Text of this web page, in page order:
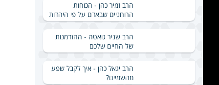
הרב זמיר כהן - הכוחות
הרוחניים שבאדם על פי היהדות
הרב שניר גואטה - ההזדמנות
של החיים שלכם
הרב יגאל כהן - איך לקבל שפע
מהשמיים?